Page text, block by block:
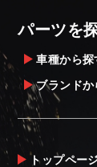
パーツを
車種から探
ブランドか
トップペー